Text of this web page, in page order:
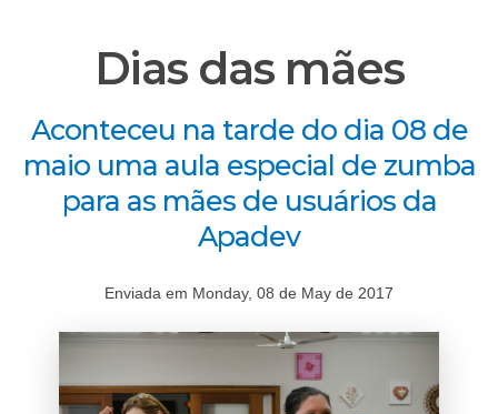
Dias das mães
Aconteceu na tarde do dia 08 de
maio uma aula especial de zumba
para as mães de usuários da
Apadev
Enviada em Monday, 08 de May de 2017